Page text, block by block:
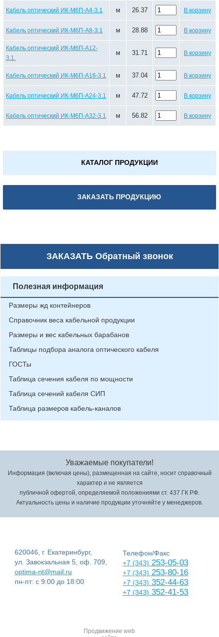
Кабель оптический ИК-М6П-А4-3.1 м 26.37 В корзину
Кабель оптический ИК-М6П-А8-3.1 м 28.88 В корзину
Кабель оптический ИК-М6П-А12-
3.1.
м 31.71 В корзину
Кабель оптический ИК-М6П-А16-3.1 м 37.04 В корзину
Кабель оптический ИК-М6П-А24-3.1 м 47.72 В корзину
Кабель оптический ИК-М6П-А32-3.1 м 56.82 В корзину
КАТАЛОГ ПРОДУКЦИИ
ЗАКАЗАТЬ ПРОДУКЦИЮ
ЗАКАЗАТЬОбратный звонок
Полезная информация
Размеры жд контейнеров
Справочник веса кабельной продукции
Размеры и вес кабельных барабанов
Таблицы подбора аналога оптического кабеля
ГОСТы
Таблица сечения кабеля по мощности
Таблица сечений кабеля СИП
Таблица размеров кабель-каналов
Уважаемые покупатели!
Информация (включая цены), размещенная на сайте, носит справочный
характер и не является
публичной офертой, определяемой положениями ст. 437 ГК РФ.
Актуальность цены и наличие продукции уточняйте у менеджеров.
620046, г. Екатеринбург,
ул. Завокзальная 5, оф. 709,
optima-nt@mail.ru
пн-пт: с 9:00 до 18:00
Телефон/Факс
+7 (343) 253-05-03
+7 (343) 253-80-16
+7 (343) 352-44-63
+7 (343) 352-41-53
Продвижение web